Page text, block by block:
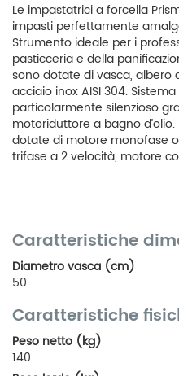
Le impastatrici a forcella
impasti perfettamente
Strumento ideale per i
pasticceria e della
sono dotate di vasca, albero
acciaio inox AISI 304.
particolarmente silenzioso
motoriduttore a bagno
dotate di motore monofase
trifase a 2 velocità, motore
Caratteristiche
Diametro vasca (cm)
50
Caratteristiche
Peso netto (kg)
140